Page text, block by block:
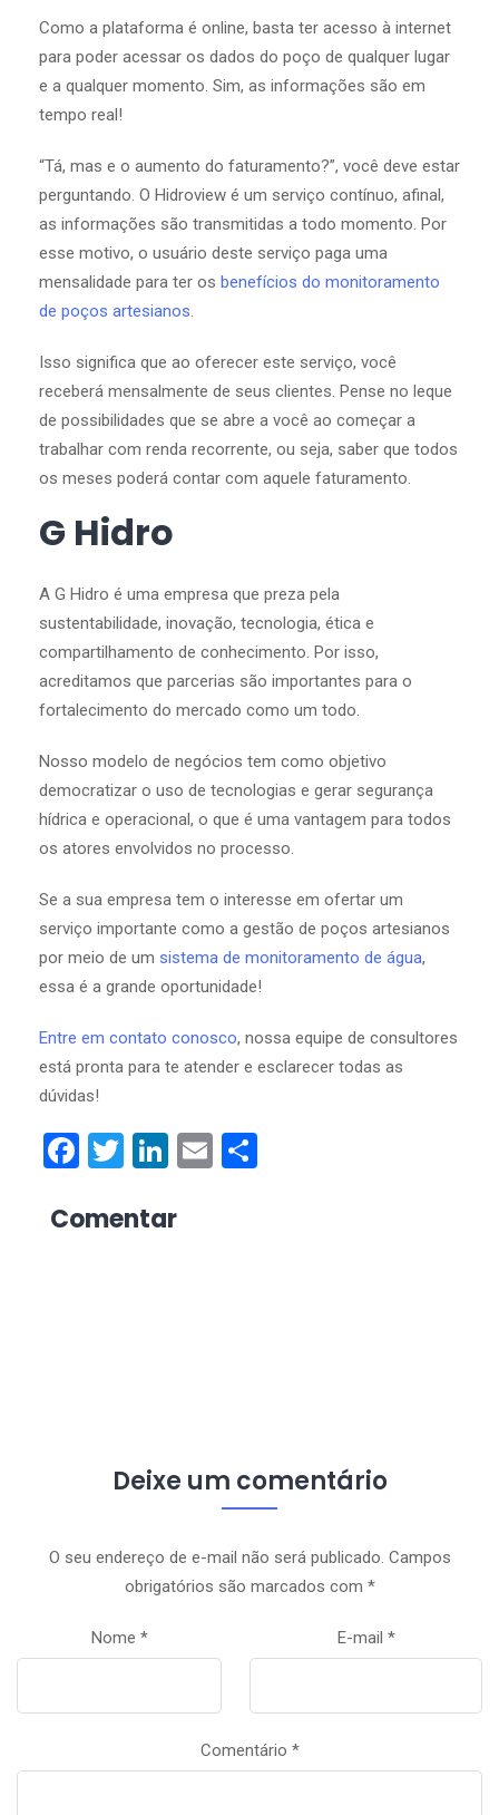
Como a plataforma é online, basta ter acesso à internet
para poder acessar os dados do poço de qualquer lugar
e a qualquer momento. Sim, as informações são em
tempo real!
“Tá, mas e o aumento do faturamento?”, você deve estar
perguntando. O Hidroview é um serviço contínuo, afinal,
as informações são transmitidas a todo momento. Por
esse motivo, o usuário deste serviço paga uma
mensalidade para ter os benefícios do monitoramento
de poços artesianos.
Isso significa que ao oferecer este serviço, você
receberá mensalmente de seus clientes. Pense no leque
de possibilidades que se abre a você ao começar a
trabalhar com renda recorrente, ou seja, saber que todos
os meses poderá contar com aquele faturamento.
G Hidro
A G Hidro é uma empresa que preza pela
sustentabilidade, inovação, tecnologia, ética e
compartilhamento de conhecimento. Por isso,
acreditamos que parcerias são importantes para o
fortalecimento do mercado como um todo.
Nosso modelo de negócios tem como objetivo
democratizar o uso de tecnologias e gerar segurança
hídrica e operacional, o que é uma vantagem para todos
os atores envolvidos no processo.
Se a sua empresa tem o interesse em ofertar um
serviço importante como a gestão de poços artesianos
por meio de um sistema de monitoramento de água,
essa é a grande oportunidade!
Entre em contato conosco, nossa equipe de consultores
está pronta para te atender e esclarecer todas as
dúvidas!
Facebook
Twitter
LinkedIn
Email
Comentar
Deixe um comentário
O seu endereço de e-mail não será publicado. Campos
obrigatórios são marcados com *
Nome * E-mail *
Comentário *